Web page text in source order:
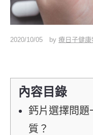
2020/10/05 by 療日子健康
內容目錄
鈣片選擇問題
質？